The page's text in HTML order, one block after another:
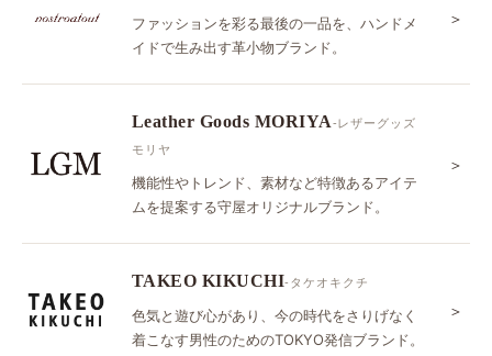
ファッションを彩る最後の一品を、ハンドメ
イドで生み出す革小物ブランド。
＞
Leather Goods MORIYA-レザーグッズ
モリヤ
機能性やトレンド、素材など特徴あるアイテ
ムを提案する守屋オリジナルブランド。
＞
TAKEO KIKUCHI-タケオキクチ
色気と遊び心があり、今の時代をさりげなく
着こなす男性のためのTOKYO発信ブランド。
＞